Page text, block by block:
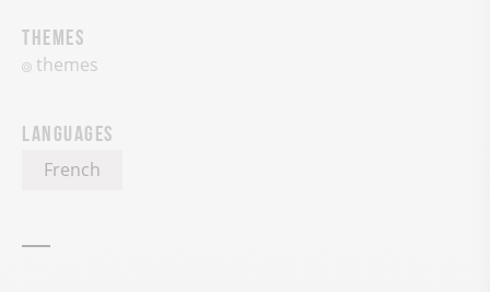
Themes
themes
Languages
French